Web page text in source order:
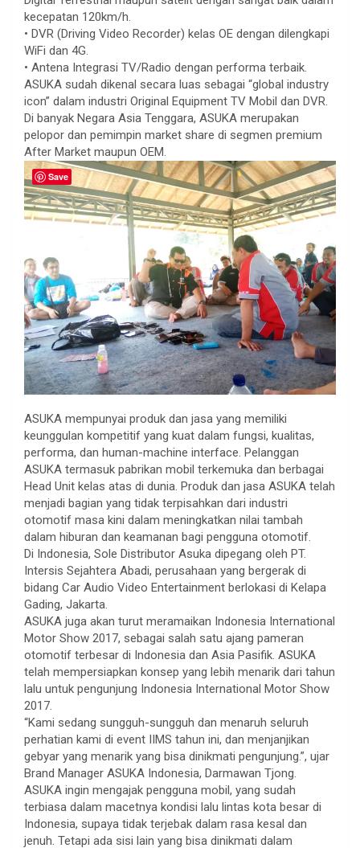
kecepatan 120km/h.
• DVR (Driving Video Recorder) kelas OE dengan dilengkapi
WiFi dan 4G.
• Antena Integrasi TV/Radio dengan performa terbaik.
ASUKA sudah dikenal secara luas sebagai “global industry
icon” dalam industri Original Equipment TV Mobil dan DVR.
Di banyak Negara Asia Tenggara, ASUKA merupakan
pelopor dan pemimpin market share di segmen premium
After Market maupun OEM.
ASUKA mempunyai produk dan jasa yang memiliki
keunggulan kompetitif yang kuat dalam fungsi, kualitas,
performa, dan human-machine interface. Pelanggan
ASUKA termasuk pabrikan mobil terkemuka dan berbagai
Head Unit kelas atas di dunia. Produk dan jasa ASUKA telah
menjadi bagian yang tidak terpisahkan dari industri
otomotif masa kini dalam meningkatkan nilai tambah
dalam hiburan dan keamanan bagi pengguna otomotif.
Di Indonesia, Sole Distributor Asuka dipegang oleh PT.
Intersis Sejahtera Abadi, perusahaan yang bergerak di
bidang Car Audio Video Entertainment berlokasi di Kelapa
Gading, Jakarta.
ASUKA juga akan turut meramaikan Indonesia International
Motor Show 2017, sebagai salah satu ajang pameran
otomotif terbesar di Indonesia dan Asia Pasifik. ASUKA
telah mempersiapkan konsep yang lebih menarik dari tahun
lalu untuk pengunjung Indonesia International Motor Show
2017.
“Kami sedang sungguh-sungguh dan menaruh seluruh
perhatian kami di event IIMS tahun ini, dan menjanjikan
gebyar yang menarik yang bisa dinikmati pengunjung.”, ujar
Brand Manager ASUKA Indonesia, Darmawan Tjong.
ASUKA ingin mengajak pengguna mobil, yang sudah
terbiasa dalam macetnya kondisi lalu lintas kota besar di
Indonesia, supaya tidak terjebak dalam rasa kesal dan
jenuh. Tetapi ada sisi lain yang bisa dinikmati dalam
Save